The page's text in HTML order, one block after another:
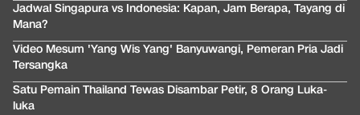
Jadwal Singapura vs Indonesia: Kapan, Jam Berapa, Tayang di
Mana?
Video Mesum 'Yang Wis Yang' Banyuwangi, Pemeran Pria Jadi
Tersangka
Satu Pemain Thailand Tewas Disambar Petir, 8 Orang Luka-
luka